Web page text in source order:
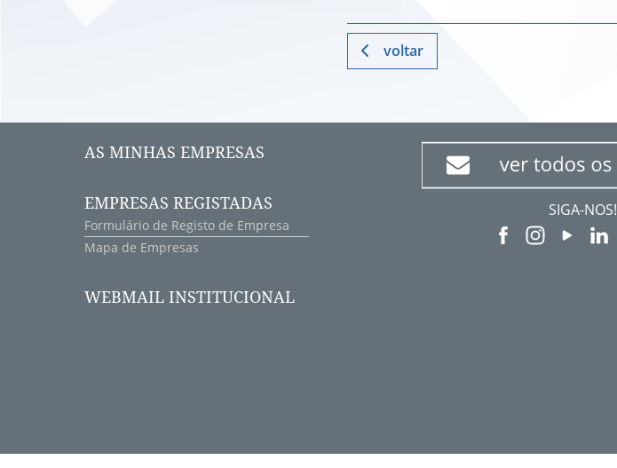
voltar
AS MINHAS EMPRESAS
EMPRESAS REGISTADAS
Formulário de Registo de Empresa
Mapa de Empresas
WEBMAIL INSTITUCIONAL
SIGA-NOS!